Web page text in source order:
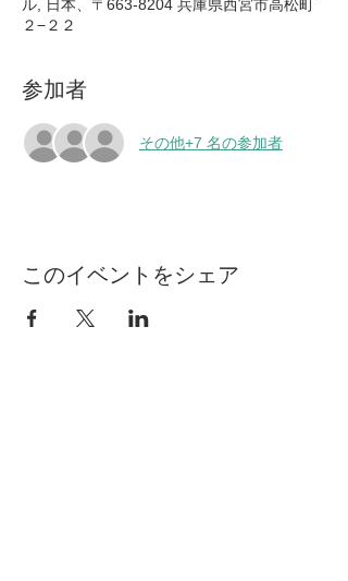
ル, 日本、〒663-8204 兵庫県西宮市高松町
２−２２
参加者
その他+7 名の参加者
このイベントをシェア